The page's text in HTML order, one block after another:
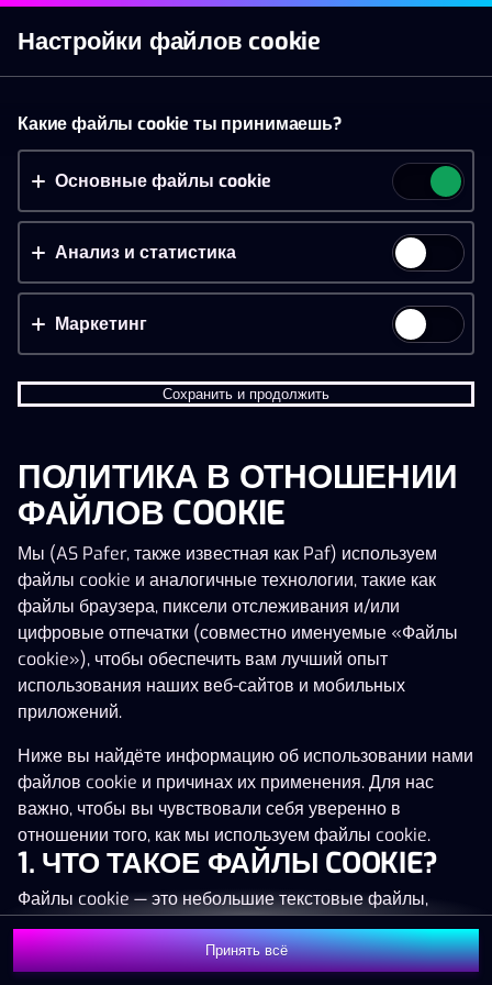
Эта игра запускается как демо-версия.
Пожалуйста, авторизуйся, чтобы играть в
эту игру на наличные деньги.
Принять файлы cookie?
На этом веб-сайте используются 3 различных типа
файлов cookie: основные, отслеживающие и
Принять всё
Настройки и информация
Настройки файлов cookie
Какие файлы cookie ты принимаешь?
Основные файлы cookie
Анализ и статистика
Маркетинг
Сохранить и продолжить
ПОЛИТИКА В ОТНОШЕНИИ
ФАЙЛОВ COOKIE
Мы (AS Pafer, также известная как Paf) используем
файлы cookie и аналогичные технологии, такие как
файлы браузера, пиксели отслеживания и/или
цифровые отпечатки (совместно именуемые «Файлы
cookie»), чтобы обеспечить вам лучший опыт
использования наших веб-сайтов и мобильных
приложений.
Ниже вы найдёте информацию об использовании нами
файлов cookie и причинах их применения. Для нас
важно, чтобы вы чувствовали себя уверенно в
отношении того, как мы используем файлы cookie.
1. ЧТО ТАКОЕ ФАЙЛЫ COOKIE?
Файлы cookie — это небольшие текстовые файлы,
которые сохраняются на вашем устройстве (например,
на компьютере, мобильном телефоне или планшете)
при посещении наших веб-сайтов. Размещение
Принять всё